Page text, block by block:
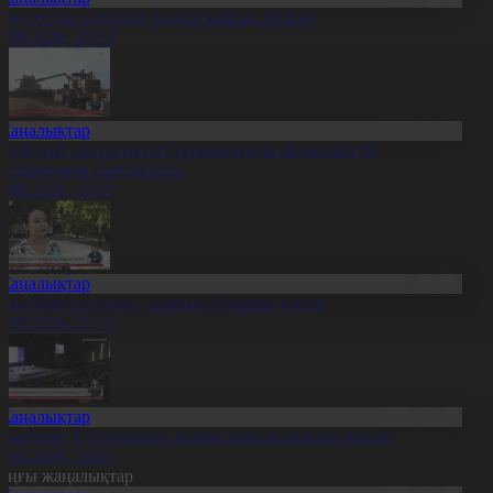
тұзды көлдерде 6 адам қайтыс болған
20:13
солтүстіктегі тұрғындарды облыстың 90
құттықтады
20:11
Конституция – жарқын болашақ кепілі
20:11
Үгіт-насихат жұмыстары жалғасып жатыр
20:01
жаңалықтар